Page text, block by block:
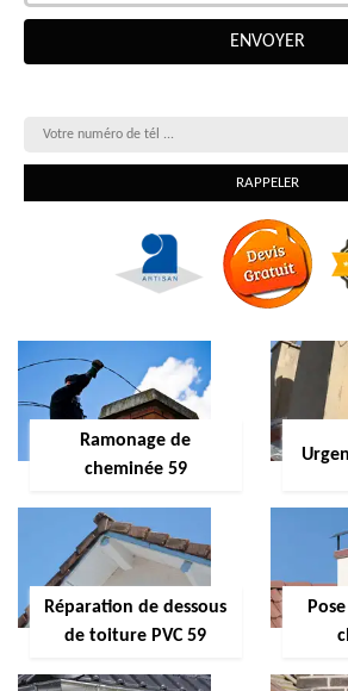
Ramonage de
cheminée 59
Réparation de dessous
de toiture PVC 59